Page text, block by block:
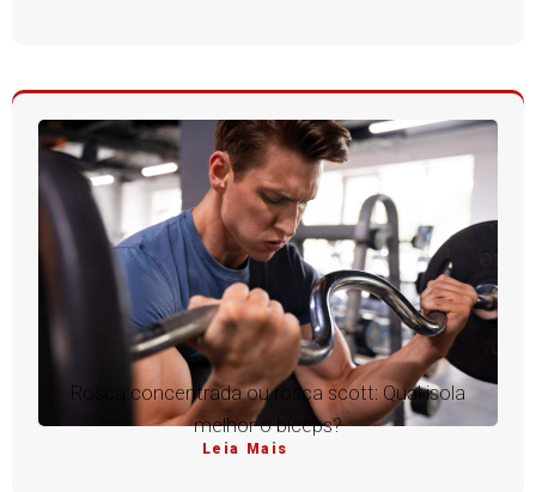
Rosca concentrada ou rosca scott: Qual isola
melhor o bíceps?
Leia Mais